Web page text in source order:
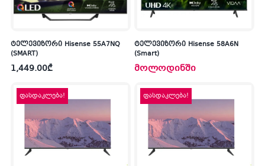
ტელევიზორი Hisense 55A7NQ
(SMART)
1,449.00₾
ტელევიზორი Hisense 58A6N
(Smart)
მოლოდინში
ფასდაკლება! ფასდაკლება!